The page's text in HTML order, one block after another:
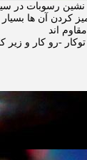
رسوبات در
كردن آن ها
اند
-رو کار و